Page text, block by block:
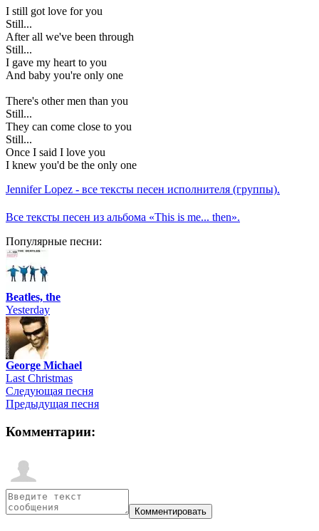
I still got love for you
Still...
After all we've been through
Still...
I gave my heart to you
And baby you're only one
There's other men than you
Still...
They can come close to you
Still...
Once I said I love you
I knew you'd be the only one
Jennifer Lopez - все тексты песен исполнителя (группы).
Все тексты песен из альбома «This is me... then».
Популярные песни:
Beatles, the
Yesterday
George Michael
Last Christmas
Следующая песня
Предыдущая песня
Комментарии: